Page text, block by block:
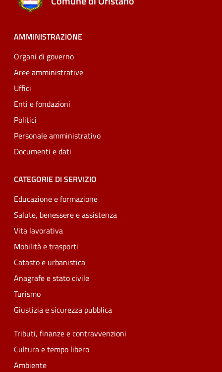
AMMINISTRAZIONE
Organi di governo
Aree amministrative
Uffici
Enti e fondazioni
Politici
Personale amministrativo
Documenti e dati
CATEGORIE DI SERVIZIO
Educazione e formazione
Salute, benessere e assistenza
Vita lavorativa
Mobilità e trasporti
Catasto e urbanistica
Anagrafe e stato civile
Turismo
Giustizia e sicurezza pubblica
Tributi, finanze e contravvenzioni
Cultura e tempo libero
Ambiente